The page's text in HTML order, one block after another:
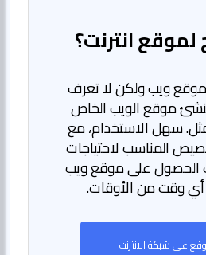
انترنت؟
ويب ولكن لا تعرف
موقع الويب الخاص
سهل الاستخدام، مع
المناسب لاحتياجات
الحصول على موقع ويب
أي وقت من الأوقات.
على شبكة الانترنت